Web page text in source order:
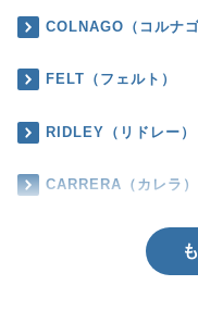
COLNAGO（コルナゴ
FELT（フェルト）
RIDLEY（リドレー）
CARRERA（カレラ）